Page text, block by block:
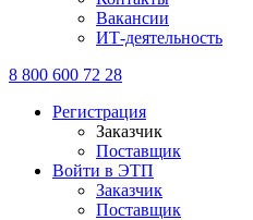
Вакансии
ИТ-деятельность
8 800 600 72 28
Регистрация
Заказчик
Поставщик
Войти в ЭТП
Заказчик
Поставщик